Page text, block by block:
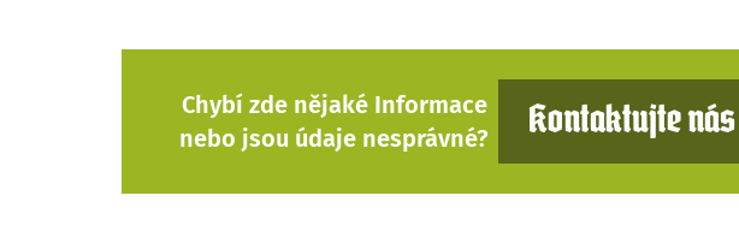
Chybí zde nějaké Informace
nebo jsou údaje nesprávné?
Kontaktujte nás